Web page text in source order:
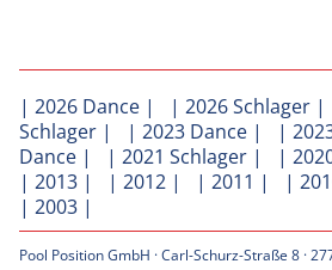
| 2026 Dance | | 2026 Schlager
Schlager | | 2023 Dance | |
Dance | | 2021 Schlager | |
| 2013 | | 2012 | | 2011 | |
| 2003 |
Pool Position GmbH · Carl-Schurz-Straße 8 ·